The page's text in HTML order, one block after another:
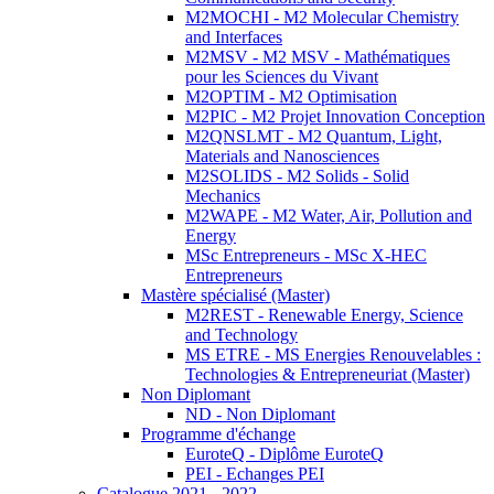
M2MOCHI - M2 Molecular Chemistry
and Interfaces
M2MSV - M2 MSV - Mathématiques
pour les Sciences du Vivant
M2OPTIM - M2 Optimisation
M2PIC - M2 Projet Innovation Conception
M2QNSLMT - M2 Quantum, Light,
Materials and Nanosciences
M2SOLIDS - M2 Solids - Solid
Mechanics
M2WAPE - M2 Water, Air, Pollution and
Energy
MSc Entrepreneurs - MSc X-HEC
Entrepreneurs
Mastère spécialisé (Master)
M2REST - Renewable Energy, Science
and Technology
MS ETRE - MS Energies Renouvelables :
Technologies & Entrepreneuriat (Master)
Non Diplomant
ND - Non Diplomant
Programme d'échange
EuroteQ - Diplôme EuroteQ
PEI - Echanges PEI